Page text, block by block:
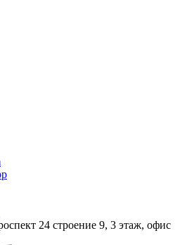
24 строение 9, 3 этаж, офис